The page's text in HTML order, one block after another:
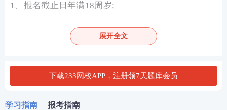
1、报名截止日年满18周岁;
2、取得国务院教育行政部门认可的大专及以上学历；
3、或具有高中或相当于高中文化程度，且具有三十六
4、或证券公司、证券投资咨询公司等证券行业机构已
展开全文
下载233网校APP，注册领7天题库会员
学习指南 报考指南